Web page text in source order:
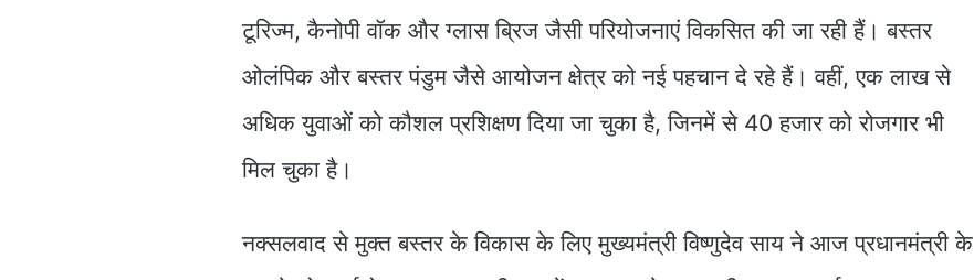
टूरिज्म, कैनोपी वॉक और ग्लास ब्रिज जैसी परियोजनाएं विकसित की जा रही हैं। बस्तर
ओलंपिक और बस्तर पंडुम जैसे आयोजन क्षेत्र को नई पहचान दे रहे हैं। वहीं, एक लाख से
अधिक युवाओं को कौशल प्रशिक्षण दिया जा चुका है, जिनमें से 40 हजार को रोजगार भी
मिल चुका है।
नक्सलवाद से मुक्त बस्तर के विकास के लिए मुख्यमंत्री विष्णुदेव साय ने आज प्रधानमंत्री के